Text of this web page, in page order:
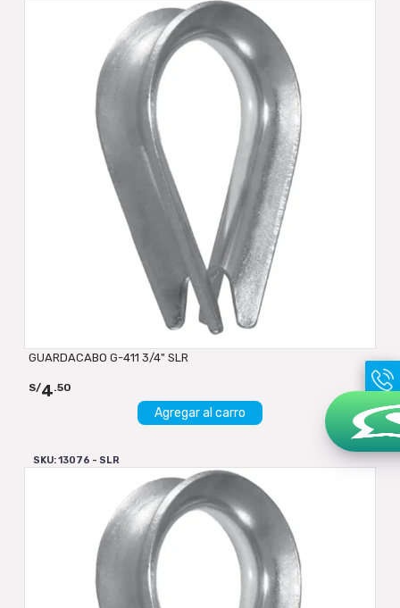
GUARDACABO G-411 3/4" SLR
S/4.50
Agregar al carro
SKU: 13076 - SLR